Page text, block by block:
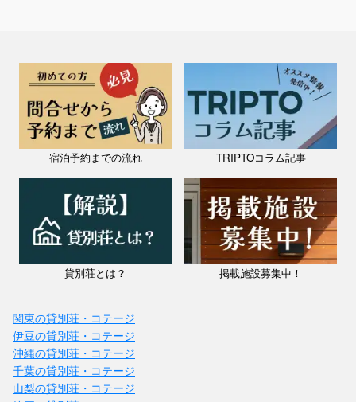
宿泊予約までの流れ TRIPTOコラム記事
貸別荘とは？ 掲載施設募集中！
関東の貸別荘・コテージ
伊豆の貸別荘・コテージ
沖縄の貸別荘・コテージ
千葉の貸別荘・コテージ
山梨の貸別荘・コテージ